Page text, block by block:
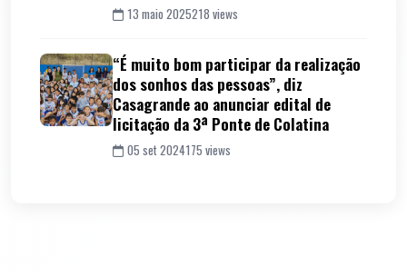
13 maio 2025218 views
“É muito bom participar da realização
dos sonhos das pessoas”, diz
Casagrande ao anunciar edital de
licitação da 3ª Ponte de Colatina
05 set 2024175 views